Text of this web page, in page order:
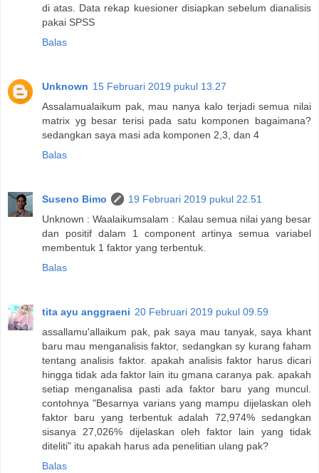
di atas. Data rekap kuesioner disiapkan sebelum dianalisis
pakai SPSS
Balas
Unknown 15 Februari 2019 pukul 13.27
Assalamualaikum pak, mau nanya kalo terjadi semua nilai
matrix yg besar terisi pada satu komponen bagaimana?
sedangkan saya masi ada komponen 2,3, dan 4
Balas
Suseno Bimo
19 Februari 2019 pukul 22.51
Unknown : Waalaikumsalam : Kalau semua nilai yang besar
dan positif dalam 1 component artinya semua variabel
membentuk 1 faktor yang terbentuk.
Balas
tita ayu anggraeni 20 Februari 2019 pukul 09.59
assallamu'allaikum pak, pak saya mau tanyak, saya khant
baru mau menganalisis faktor, sedangkan sy kurang faham
tentang analisis faktor. apakah analisis faktor harus dicari
hingga tidak ada faktor lain itu gmana caranya pak. apakah
setiap menganalisa pasti ada faktor baru yang muncul.
contohnya "Besarnya varians yang mampu dijelaskan oleh
faktor baru yang terbentuk adalah 72,974% sedangkan
sisanya 27,026% dijelaskan oleh faktor lain yang tidak
diteliti" itu apakah harus ada penelitian ulang pak?
Balas